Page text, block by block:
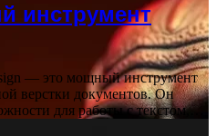
инструмент
— это мощный инструмент
верстки документов. Он
для работы с текстом,…